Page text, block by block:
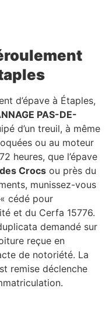
d’épave à Étaples,
PAS-DE-
d’un treuil, à même
ou au moteur
heures, que l’épave
Crocs ou près du
munissez-vous
cédé pour
et du Cerfa 15776.
demandé sur
reçue en
de notoriété. La
remise déclenche